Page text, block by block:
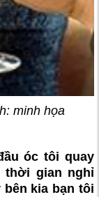
minh họa
óc tôi quay
thời gian nghỉ
kia bạn tôi